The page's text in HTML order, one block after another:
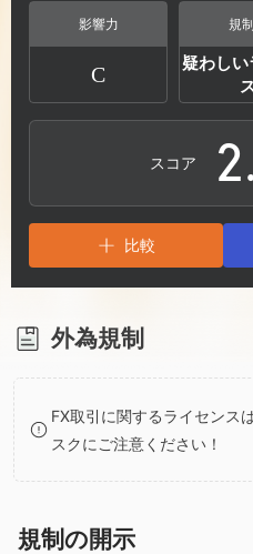
影響力
C
規
疑わし
スコア
0
1
2
3
4
6
7
.
比較
外為規制
FX取引に関するライセンス
スクにご注意ください！
規制の開示